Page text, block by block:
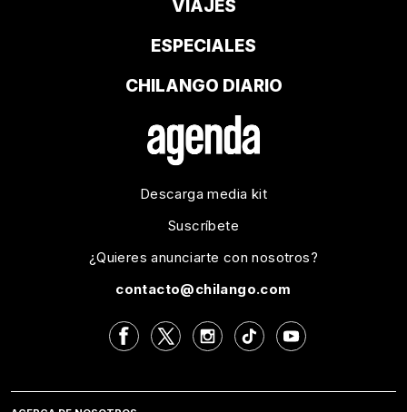
VIAJES
ESPECIALES
CHILANGO DIARIO
Descarga media kit
Suscríbete
¿Quieres anunciarte con nosotros?
contacto@chilango.com